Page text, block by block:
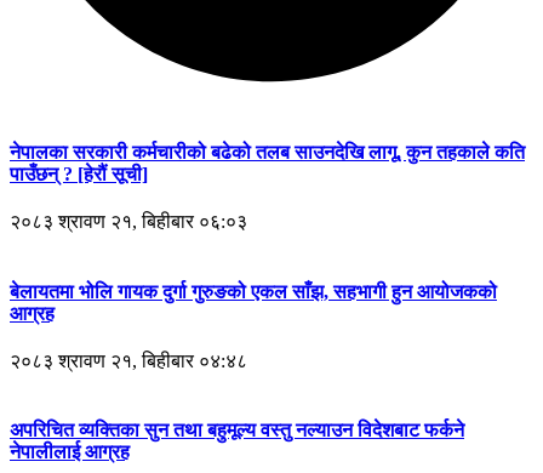
नेपालका सरकारी कर्मचारीको बढेको तलब साउनदेखि लागू, कुन तहकाले कति
पाउँछन् ? [हेरौं सूची]
२०८३ श्रावण २१, बिहीबार ०६:०३
बेलायतमा भोलि गायक दुर्गा गुरुङको एकल साँझ, सहभागी हुन आयोजकको
आग्रह
२०८३ श्रावण २१, बिहीबार ०४:४८
अपरिचित व्यक्तिका सुन तथा बहुमूल्य वस्तु नल्याउन विदेशबाट फर्कने
नेपालीलाई आग्रह